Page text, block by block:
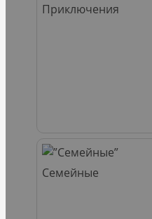
Приключения
Семейные